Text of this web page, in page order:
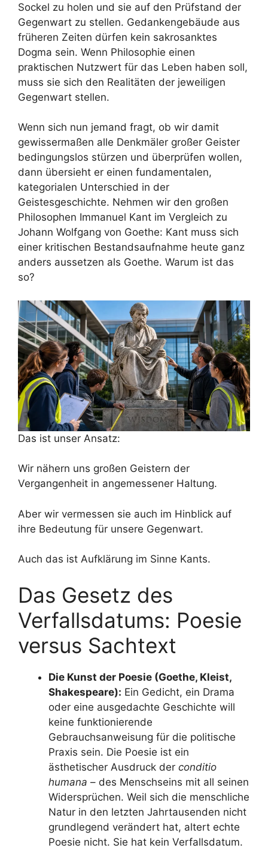
Sockel zu holen und sie auf den Prüfstand der
Gegenwart zu stellen. Gedankengebäude aus
früheren Zeiten dürfen kein sakrosanktes
Dogma sein. Wenn Philosophie einen
praktischen Nutzwert für das Leben haben soll,
muss sie sich den Realitäten der jeweiligen
Gegenwart stellen.
Wenn sich nun jemand fragt, ob wir damit
gewissermaßen alle Denkmäler großer Geister
bedingungslos stürzen und überprüfen wollen,
dann übersieht er einen fundamentalen,
kategorialen Unterschied in der
Geistesgeschichte. Nehmen wir den großen
Philosophen Immanuel Kant im Vergleich zu
Johann Wolfgang von Goethe: Kant muss sich
einer kritischen Bestandsaufnahme heute ganz
anders aussetzen als Goethe. Warum ist das
so?
Das ist unser Ansatz:
Wir nähern uns großen Geistern der
Vergangenheit in angemessener Haltung.
Aber wir vermessen sie auch im Hinblick auf
ihre Bedeutung für unsere Gegenwart.
Auch das ist Aufklärung im Sinne Kants.
Das Gesetz des
Verfallsdatums: Poesie
versus Sachtext
Die Kunst der Poesie (Goethe, Kleist,
Shakespeare): Ein Gedicht, ein Drama
oder eine ausgedachte Geschichte will
keine funktionierende
Gebrauchsanweisung für die politische
Praxis sein. Die Poesie ist ein
ästhetischer Ausdruck der conditio
humana – des Menschseins mit all seinen
Widersprüchen. Weil sich die menschliche
Natur in den letzten Jahrtausenden nicht
grundlegend verändert hat, altert echte
Poesie nicht. Sie hat kein Verfallsdatum.